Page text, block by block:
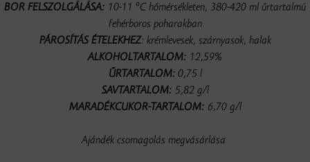
BOR FELSZOLGÁLÁSA: 10-11 °C hőmérsékleten, 380-420 ml űrtartalmú
fehérboros poharakban
PÁROSÍTÁS ÉTELEKHEZ: krémlevesek, szárnyasok, halak
ALKOHOLTARTALOM: 12,59%
ŰRTARTALOM: 0,75 l
SAVTARTALOM: 5,82 g/l
MARADÉKCUKOR-TARTALOM: 6,70 g/l
Ajándék csomagolás megvásárlása